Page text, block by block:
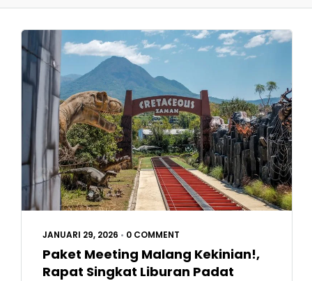
JANUARI 29, 2026 • 0 COMMENT
Paket Meeting Malang Kekinian!,
Rapat Singkat Liburan Padat